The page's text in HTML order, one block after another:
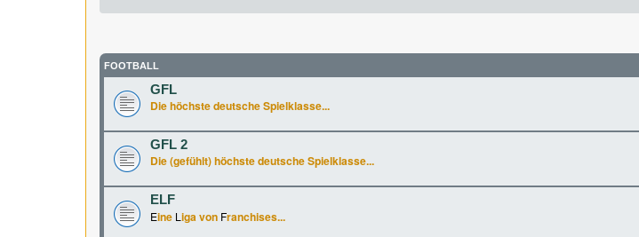
FOOTBALL
GFL
Die höchste deutsche Spielklasse...
GFL 2
Die (gefühlt) höchste deutsche Spielklasse...
ELF
Eine L iga von Franchises...